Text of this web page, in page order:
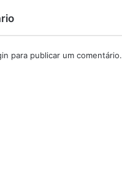
anúncio
para publicar um comentário.